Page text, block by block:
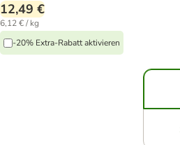
12,49 €
6,12 € / kg
-20% Extra-Rabatt aktivieren